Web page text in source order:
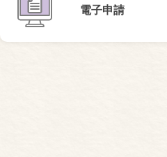
電子申請